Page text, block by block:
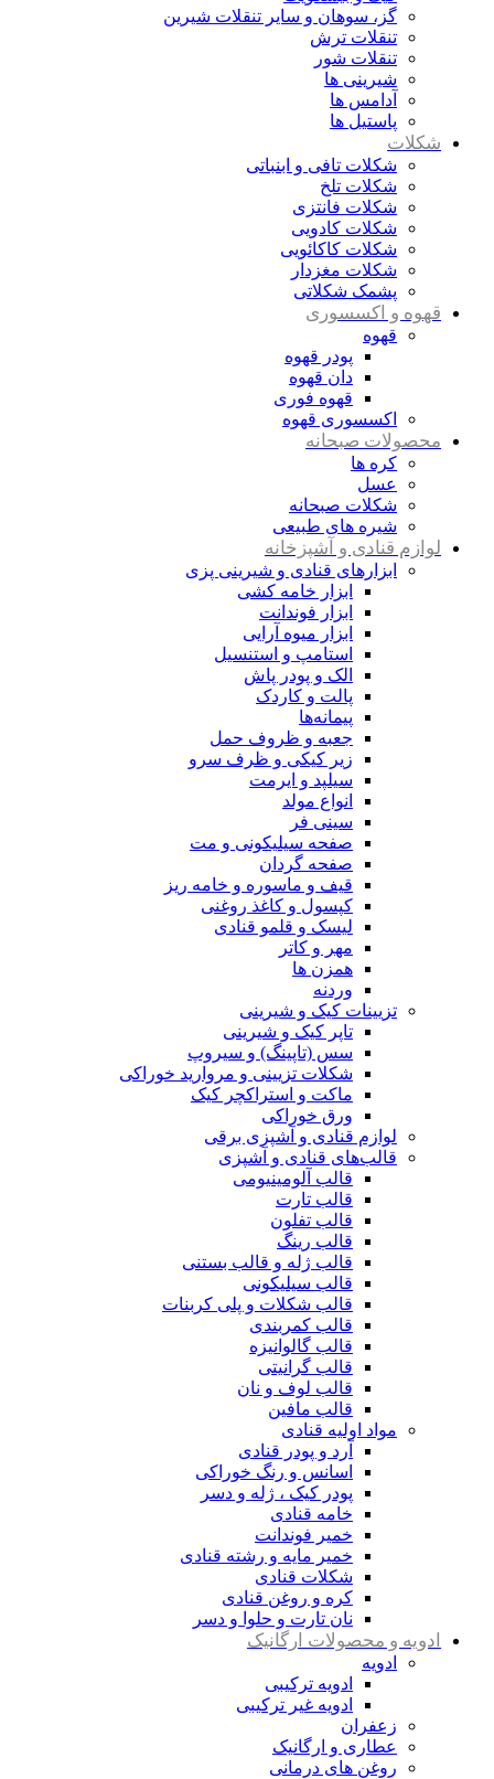
گز، سوهان و سایر تنقلات شیرین
تنقلات ترش
تنقلات شور
شیرینی ها
آدامس ها
پاستیل ها
شکلات
شکلات تافی و ابنباتی
شکلات تلخ
شکلات فانتزی
شکلات کادویی
شکلات کاکائویی
شکلات مغزدار
پشمک شکلاتی
قهوه و اکسسوری
قهوه
پودر قهوه
دان قهوه
قهوه فوری
اکسسوری قهوه
محصولات صبحانه
کره ها
عسل
شکلات صبحانه
شیره های طبیعی
لوازم قنادی و آشپزخانه
ابزارهای قنادی و شیرینی پزی
ابزار خامه کشی
ابزار فوندانت
ابزار میوه آرایی
استامپ و استنسیل
الک و پودر پاش
پالت و کاردک
پیمانه‌ها
جعبه و ظروف حمل
زیر کیکی و ظرف سرو
سیلپد و ایرمت
انواع مولد
سینی فر
صفحه سیلیکونی و مت
صفحه گردان
قیف و ماسوره و خامه ریز
کپسول و کاغذ روغنی
لیسک و قلمو قنادی
مهر و کاتر
همزن ها
وردنه
تزیینات کیک و شیرینی
تاپر کیک و شیرینی
سس (تاپینگ) و سیروپ
شکلات تزیینی و مروارید خوراکی
ماکت و استراکچر کیک
ورق خوراکی
لوازم قنادی و آشپزی برقی
قالب‌های قنادی و آشپزی
قالب آلومینیومی
قالب تارت
قالب تفلون
قالب رینگ
قالب ژله و قالب بستنی
قالب سیلیکونی
قالب شکلات و پلی کربنات
قالب کمربندی
قالب گالوانیزه
قالب گرانیتی
قالب لوف و نان
قالب مافین
مواد اولیه قنادی
آرد و پودر قنادی
اسانس و رنگ خوراکی
پودر کیک ، ژله و دسر
خامه قنادی
خمیر فوندانت
خمیر مایه و رشته قنادی
شکلات قنادی
کره و روغن قنادی
نان تارت و حلوا و دسر
ادویه و محصولات ارگانیک
ادویه
ادویه ترکیبی
ادویه غیر ترکیبی
زعفران
عطاری و ارگانیک
روغن های درمانی